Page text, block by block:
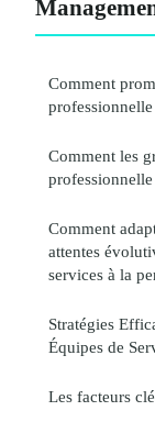
Comment
professionnelle
Comment les
professionnelle
Comment
attentes
services à la
Stratégies
Équipes de
Les facteurs